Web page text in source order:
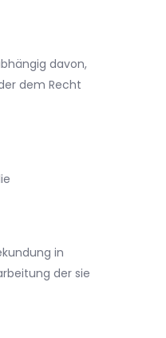
davon,
dem Recht
in
der sie